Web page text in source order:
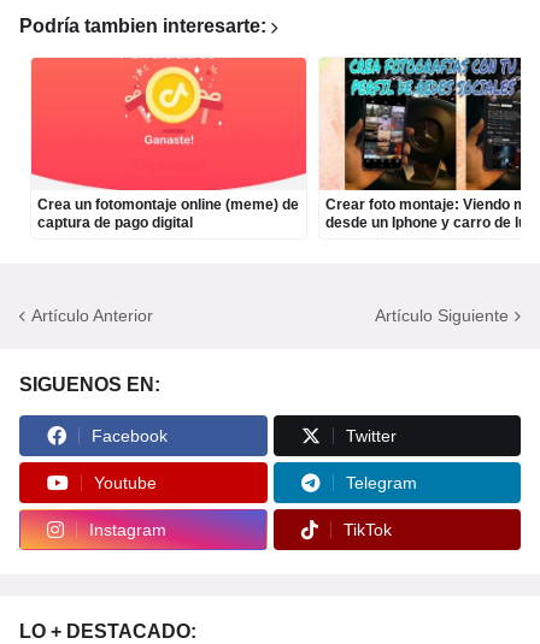
Podría tambien interesarte:
Crea un fotomontaje online (meme) de
captura de pago digital
Crear foto montaje: Viendo mi
desde un Iphone y carro de lujo
Artículo Anterior Artículo Siguiente
SIGUENOS EN:
Facebook Twitter
Youtube Telegram
Instagram TikTok
LO + DESTACADO: